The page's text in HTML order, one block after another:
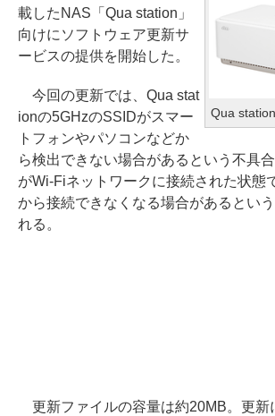
Qua station
載したNAS「Qua station」
向けにソフトウェア更新サ
ービスの提供を開始した。
今回の更新では、Qua stat
ionの5GHzのSSIDがスマー
トフォンやパソコンなどか
ら検出できない場合があるという不具
がWi-Fiネットワークに接続された状態
から接続できなくなる場合があるとい
れる。
更新ファイルの容量は約20MB。更新